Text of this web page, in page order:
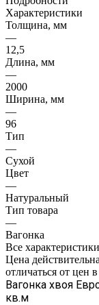
Характеристики
Толщина, мм
—
12,5
Длина, мм
—
2000
Ширина, мм
—
96
Тип
—
Сухой
Цвет
—
Натуральный
Тип товара
—
Вагонка
Все характеристики
Цена
отличаться от цен
Вагонка хвоя
кв.м